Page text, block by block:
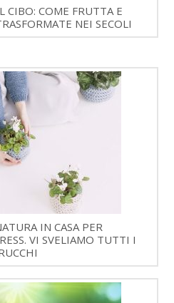
CIBO: COME FRUTTA E
NEI SECOLI
IN CASA PER
VI SVELIAMO TUTTI I